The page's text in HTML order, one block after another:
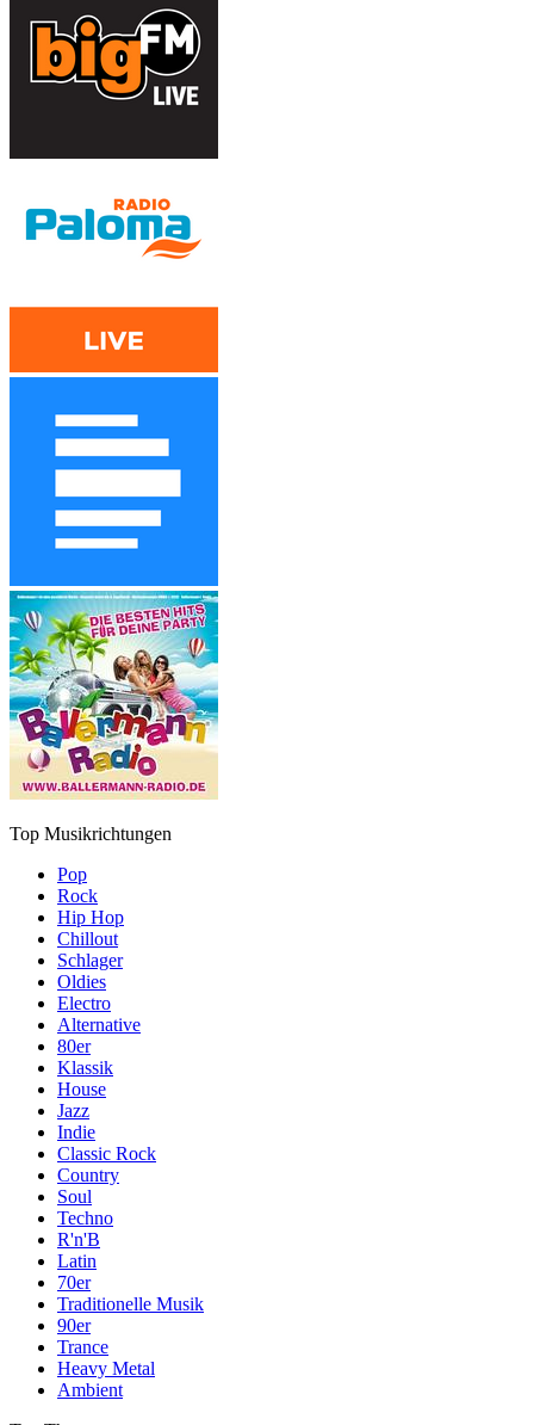
Top Musikrichtungen
Pop
Rock
Hip Hop
Chillout
Schlager
Oldies
Electro
Alternative
80er
Klassik
House
Jazz
Indie
Classic Rock
Country
Soul
Techno
R'n'B
Latin
70er
Traditionelle Musik
90er
Trance
Heavy Metal
Ambient